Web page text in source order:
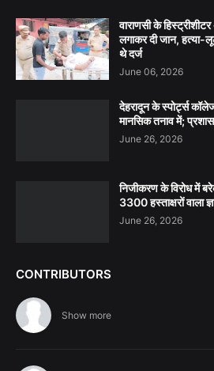
वाराणसी के
लगाकर दी जान,
थे दर्ज
June 06, 2026
देहरादून के स्पोर्ट्स
मानसिक तनाव में;
June 26, 2026
निजीकरण के विरोध में
3300 हस्ताक्षरों वाला
June 26, 2026
CONTRIBUTORS
Show more